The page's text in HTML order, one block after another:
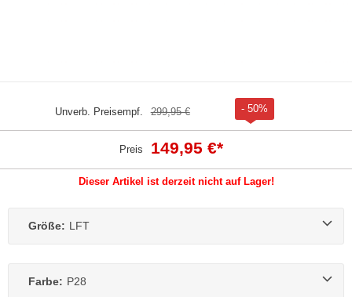
Unverb. Preisempf. 299,95 € - 50%
Preis 149,95 €*
Dieser Artikel ist derzeit nicht auf Lager!
Größe: LFT
Farbe: P28